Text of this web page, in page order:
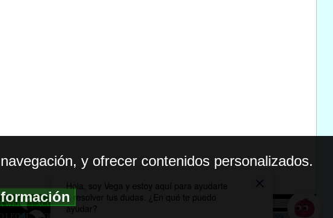
WEB|ACCESIBILIDAD
LEGAL| POLITICA DE PRIVACIDAD
y ofrecer contenidos personalizados.